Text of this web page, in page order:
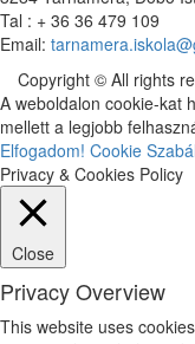
Tal : + 36 36 479 109
Email:
Copyright © All rights
A weboldalon cookie-kat
mellett a legjobb
Elfogadom! Cookie
Privacy & Cookies Policy
Close
Privacy Overview
This website uses